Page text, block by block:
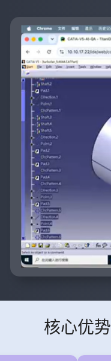
核心优势